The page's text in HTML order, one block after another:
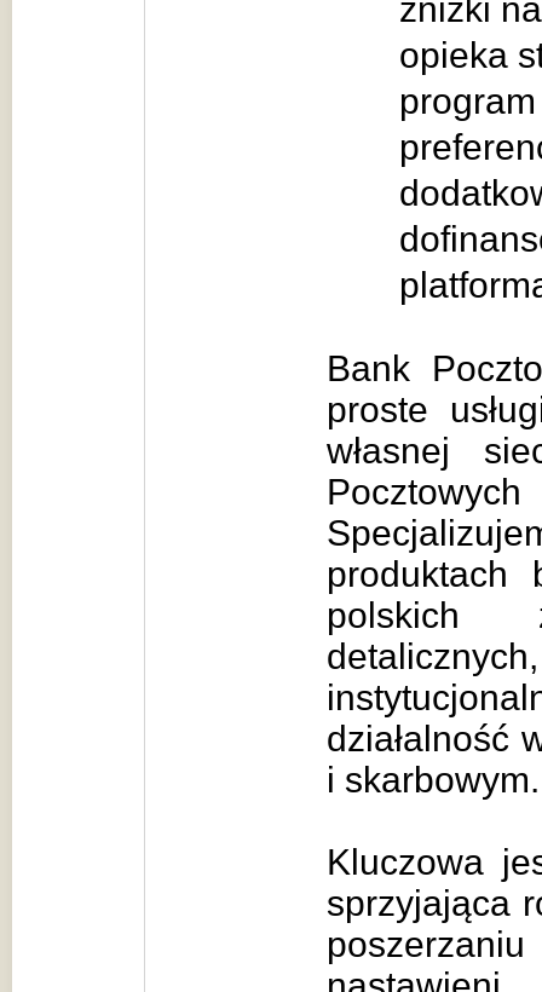
zniżki
opieka
Bank
proste
własnej
produktach
polskich
działalność
i skarbowym.
Kluczowa
sprzyjająca